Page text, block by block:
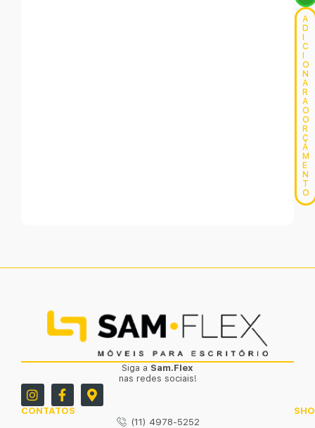
A
D
C
O
N
A
R
A
O
O
R
Ç
A
M
E
N
T
O
Siga a Sam.Flex
nas redes sociais!
CONTATOS
(11) 4978-5252